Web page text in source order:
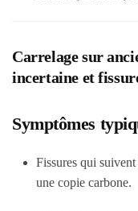
Carrelage sur
incertaine et
Symptômes
Fissures qui
une copie carbone.